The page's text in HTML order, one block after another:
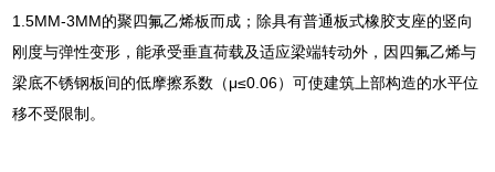
1.5MM-3MM的聚四氟乙烯板而成；除具有普通板式橡胶支座的竖向
刚度与弹性变形，能承受垂直荷载及适应梁端转动外，因四氟乙烯与
梁底不锈钢板间的低摩擦系数（μ≤0.06）可使建筑上部构造的水平位
移不受限制。